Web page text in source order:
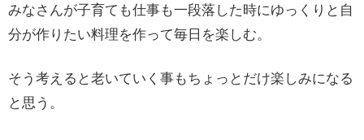
みなさんが子育ても仕事も一段落した時にゆっくりと自
分が作りたい料理を作って毎日を楽しむ。
そう考えると老いていく事もちょっとだけ楽しみになる
と思う。